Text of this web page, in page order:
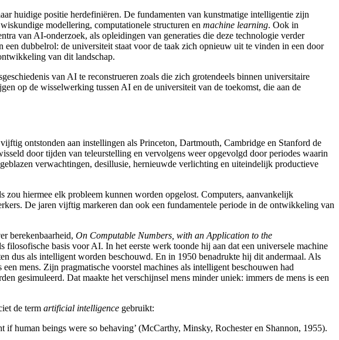
huidige positie herdefiniëren. De fundamenten van kunstmatige intelligentie zijn
modellering, computationele structuren en machine learning. Ook in
van AI-onderzoek, als opleidingen van generaties die deze technologie verder
dubbelrol: de universiteit staat voor de taak zich opnieuw uit te vinden in een door
van dit landschap.
van AI te reconstrueren zoals die zich grotendeels binnen universitaire
op de wisselwerking tussen AI en de universiteit van de toekomst, die aan de
ontstonden aan instellingen als Princeton, Dartmouth, Cambridge en Stanford de
door tijden van teleurstelling en vervolgens weer opgevolgd door periodes waarin
verwachtingen, desillusie, hernieuwde verlichting en uiteindelijk productieve
hiermee elk probleem kunnen worden opgelost. Computers, aanvankelijk
De jaren vijftig markeren dan ook een fundamentele periode in de ontwikkeling van
berekenbaarheid, On Computable Numbers, with an Application to the
filosofische basis voor AI. In het eerste werk toonde hij aan dat een universele machine
dus als intelligent worden beschouwd. En in 1950 benadrukte hij dit andermaal. Als
mens. Zijn pragmatische voorstel machines als intelligent beschouwen had
gesimuleerd. Dat maakte het verschijnsel mens minder uniek: immers de mens is een
de term artificial intelligence gebruikt:
if human beings were so behaving’ (McCarthy, Minsky, Rochesteren Shannon, 1955).